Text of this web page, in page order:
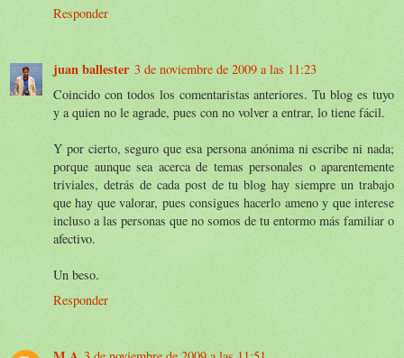
Responder
juan ballester 3 de noviembre de 2009 a las 11:23
Coincido con todos los comentaristas anteriores. Tu blog es tuyo
y a quien no le agrade, pues con no volver a entrar, lo tiene fácil.
Y por cierto, seguro que esa persona anónima ni escribe ni nada;
porque aunque sea acerca de temas personales o aparentemente
triviales, detrás de cada post de tu blog hay siempre un trabajo
que hay que valorar, pues consigues hacerlo ameno y que interese
incluso a las personas que no somos de tu entormo más familiar o
afectivo.
Un beso.
Responder